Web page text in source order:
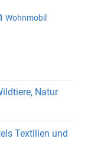
Wohnmobil
Natur
Textilien und